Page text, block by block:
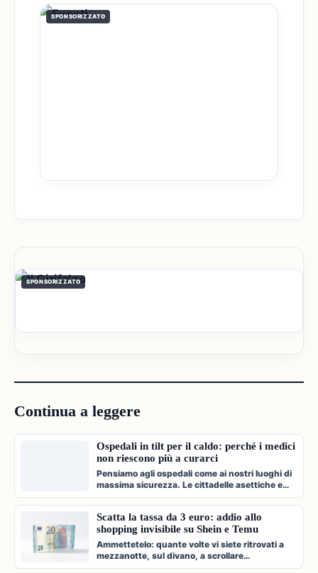
SPONSORIZZATO
SPONSORIZZATO
Continua a leggere
Ospedali in tilt per il caldo: perché i medici
non riescono più a curarci
Pensiamo agli ospedali come ai nostri luoghi di
massima sicurezza. Le cittadelle asettiche e
climatizzate dove veniamo c…
Scatta la tassa da 3 euro: addio allo
shopping invisibile su Shein e Temu
Ammettetelo: quante volte vi siete ritrovati a
mezzanotte, sul divano, a scrollare
compulsivamente l'app di Shein, Temu…